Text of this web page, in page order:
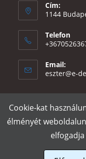
Cím:
1144
Telefon
Email:
eszter@e-
Rólunk Szállítás és
Cookie-kat
élményét